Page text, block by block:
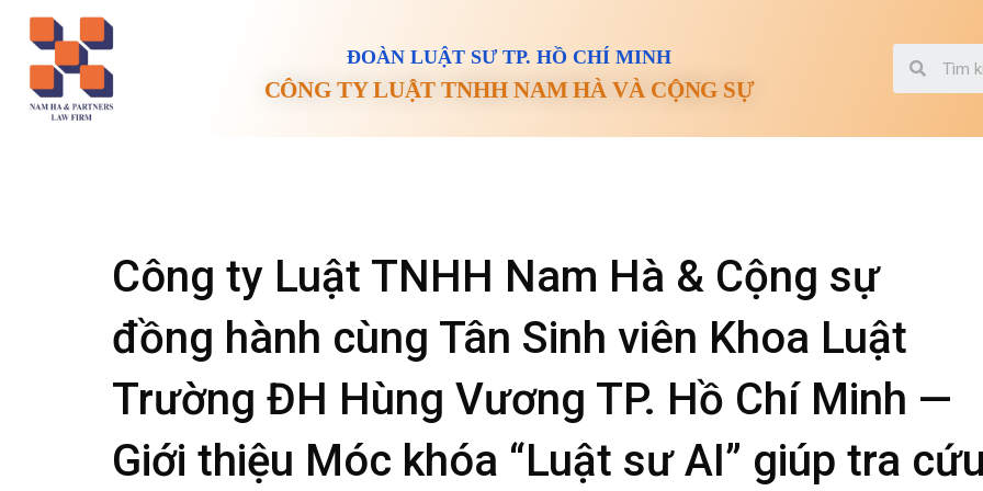
ĐOÀN LUẬT SƯ TP. HỒ CHÍ MINH
CÔNG TY LUẬT TNHH NAM HÀ VÀ CỘNG SỰ
Công ty Luật TNHH Nam Hà & Cộng sự
đồng hành cùng Tân Sinh viên Khoa Luật
Trường ĐH Hùng Vương TP. Hồ Chí Minh —
Giới thiệu Móc khóa “Luật sư AI” giúp tra